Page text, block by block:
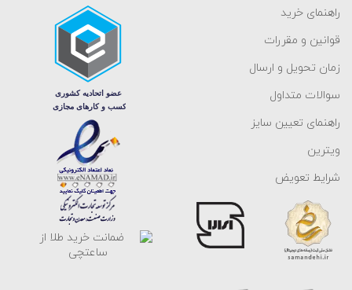
راهنمای خرید
قوانین و مقررات
زمان تحویل و ارسال
سوالات متداول
راهنمای تعیین سایز
ویترین
شرایط تعویض